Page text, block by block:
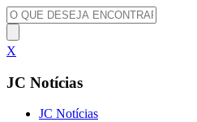
X
JC Notícias
JC Notícias